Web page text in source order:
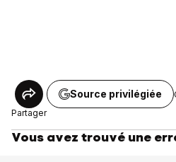
Partager
Source privilégiée
Vous avez trouvé une